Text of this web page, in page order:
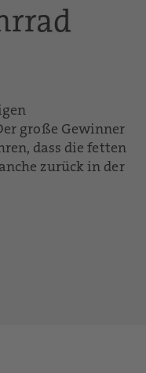
große Gewinner
dass die fetten
zurück in der